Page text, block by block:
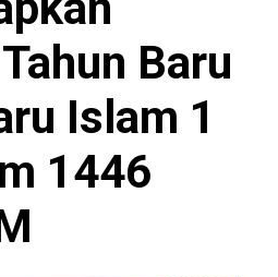
Baru
Islam 1
1446